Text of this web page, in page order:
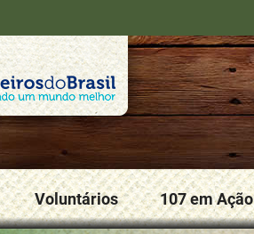
Voluntários 107 em Ação